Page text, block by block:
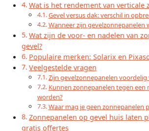
Wat is het rendement van verticale
Gevel versus dak: verschil in
Wanneer zijn gevelzonnepanelen
Wat zijn de voor- en nadelen van
gevel?
Populaire merken: Solarix en
Veelgestelde vragen
Zijn gevelzonnepanelen
Kunnen zonnepanelen tegen een
worden?
Waar mag je geen zonnepanelen
Zonnepanelen op gevel huis laten
gratis offertes